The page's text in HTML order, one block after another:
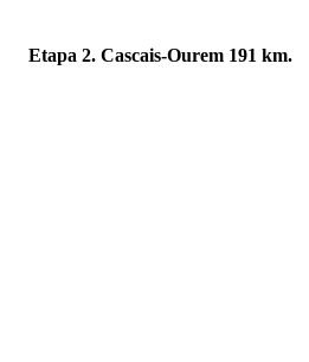
Etapa 2. Cascais-Ourem 191 km.